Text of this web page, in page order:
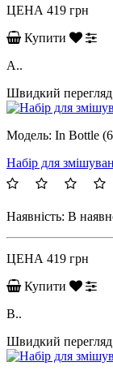
ЦЕНА 419 грн
Купити
A..
Швидкий перегляд
Модель: In Bottle
Набір для
Наявність: В
ЦЕНА 419 грн
Купити
B..
Швидкий перегляд